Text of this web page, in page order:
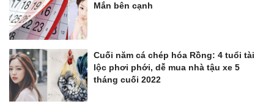
Mắn bên cạnh
Cuối năm cá chép hóa Rồng: 4 tuổi tài
lộc phơi phới, dễ mua nhà tậu xe 5
tháng cuối 2022